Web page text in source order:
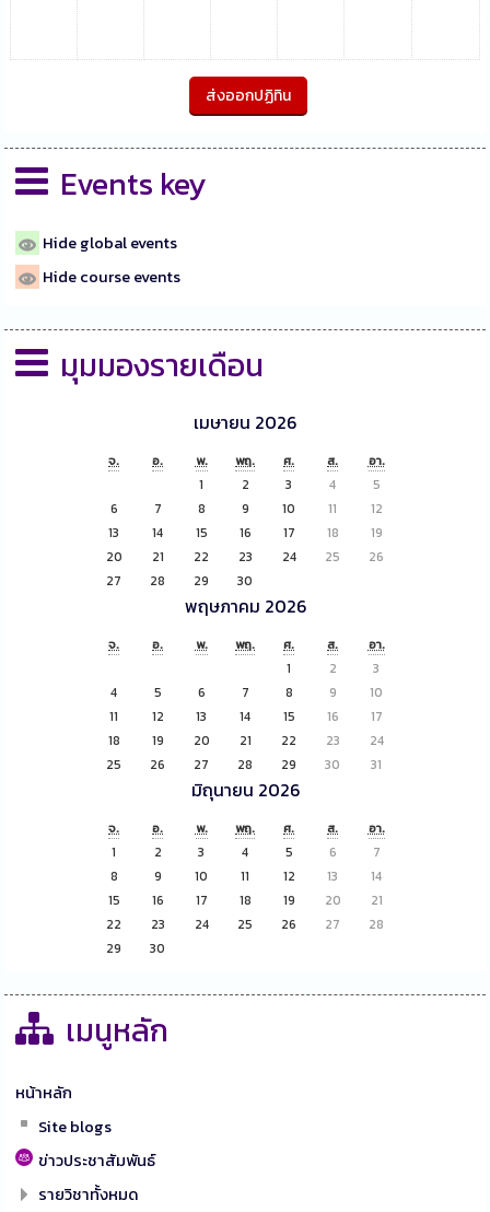
Events key
Hide global events
Hide course events
มุมมองรายเดือน
เมษายน 2026
จ. อ. พ. พฤ. ศ. ส.
อา.
1
2 3 4
5
6
7 8 9 10 11
12
13
14 15 16 17 18
19
20
21 22 23 24 25
26
27
28 29 30
พฤษภาคม 2026
จ. อ. พ. พฤ. ศ. ส.
อา.
1
2
3
4
5 6 7 8 9
10
11
12 13 14 15 16
17
18
19 20 21 22 23
24
25
26 27 28 29 30 31
มิถุนายน 2026
จ. อ. พ. พฤ. ศ. ส.
อา.
1
2 3 4 5 6
7
8
9 10 11 12 13
14
15
16 17 18 19 20
21
22
23 24 25 26 27
28
29
30
เมนูหลัก
หน้าหลัก
Site blogs
ข่าวประชาสัมพันธ์
รายวิชาทั้งหมด